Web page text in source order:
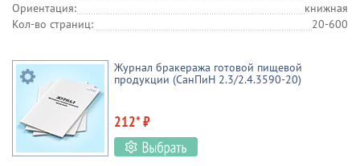
Ориентация:
книжная
Кол-во страниц:
20-600
Журнал бракеража готовой пищевой
продукции (СанПиН 2.3/2.4.3590-20)
212* ₽